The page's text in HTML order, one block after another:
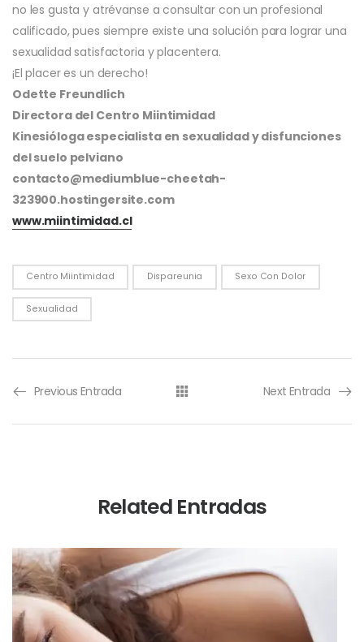
no les gusta y atrévanse a consultar con un profesional
calificado, pues siempre existe una solución para lograr una
sexualidad satisfactoria y placentera.
¡El placer es un derecho!
Odette Freundlich
Directora del Centro Miintimidad
Kinesióloga especialista en sexualidad y disfunciones
del suelo pelviano
contacto@mediumblue-cheetah-
323900.hostingersite.com
www.miintimidad.cl
Centro Miintimidad Dispareunia Sexo Con Dolor
Sexualidad
Previous Entrada Next Entrada
Related Entradas